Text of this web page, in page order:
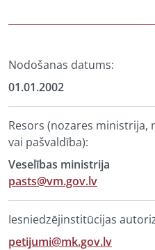
Nodošanas datums:
01.01.2002
Resors (nozares ministrija,
vai pašvaldība):
Veselības ministrija
pasts@vm.gov.lv
Iesniedzējinstitūcijas
petijumi@mk.gov.lv